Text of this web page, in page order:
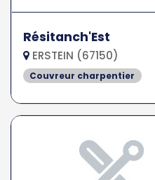
Résitanch'Est
ERSTEIN (67150)
Couvreur charpentier